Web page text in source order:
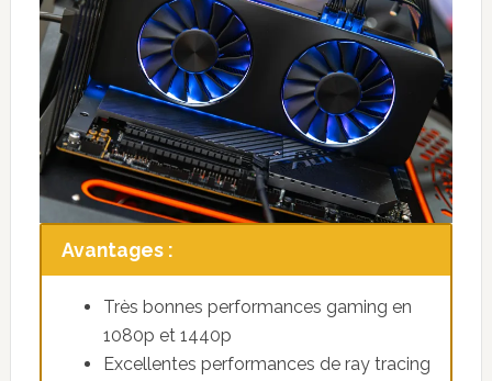
Avantages :
Très bonnes performances gaming en
1080p et 1440p
Excellentes performances de ray tracing